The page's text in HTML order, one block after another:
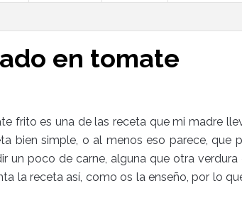
en tomate
frito es una de las receta que mi madre
bien simple, o al menos eso parece, que
un poco de carne, alguna que otra
la receta así, como os la enseño, por lo